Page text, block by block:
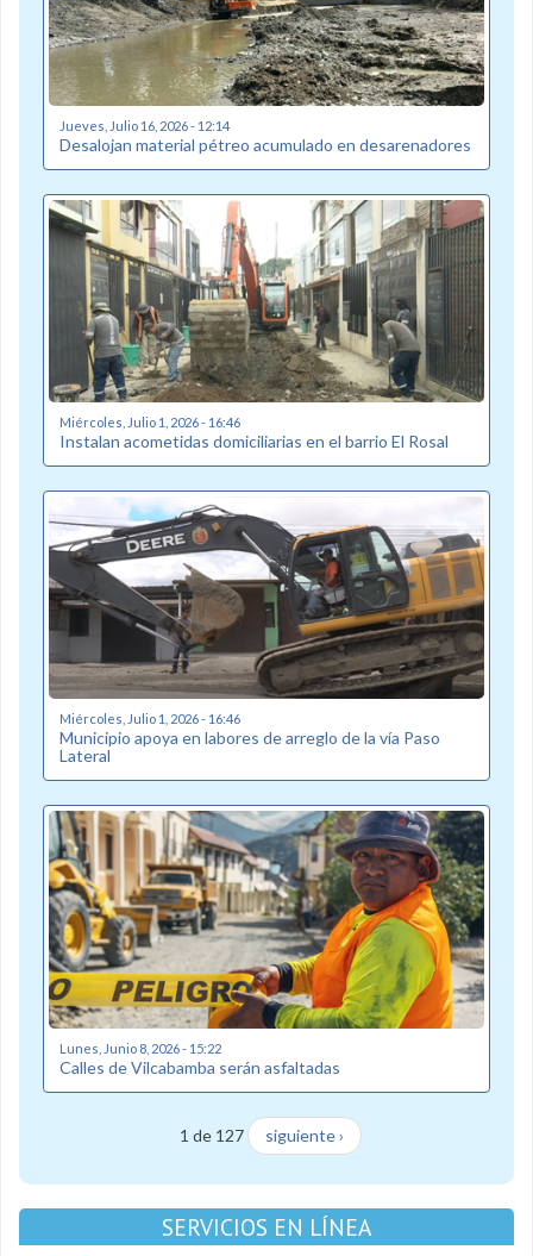
Jueves, Julio 16, 2026 - 12:14
Desalojan material pétreo acumulado en desarenadores
Miércoles, Julio 1, 2026 - 16:46
Instalan acometidas domiciliarias en el barrio El Rosal
Miércoles, Julio 1, 2026 - 16:46
Municipio apoya en labores de arreglo de la vía Paso
Lateral
Lunes, Junio 8, 2026 - 15:22
Calles de Vilcabamba serán asfaltadas
1 de 127 siguiente ›
SERVICIOS EN LÍNEA